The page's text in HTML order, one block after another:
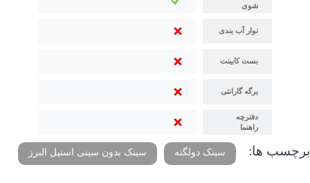
شوی
نوار آب بندی
بست کابینت
برگه گارانتی
دفترچه
راهنما
برچسب ها: سینک دولگنه سینک بدون سینی استیل البرز